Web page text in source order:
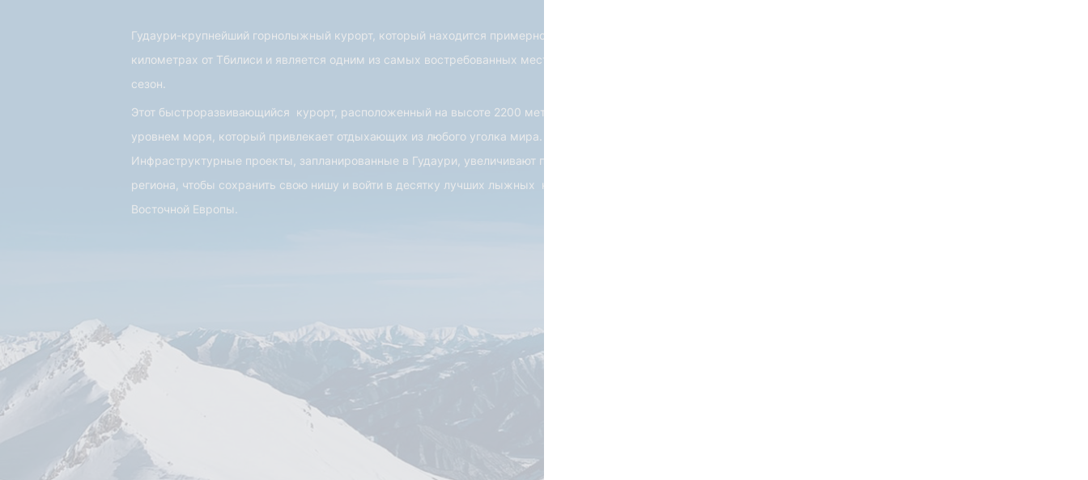
Гудаури-крупнейший горнолыжный курорт, который находится примерно в 120
километрах от Тбилиси и является одним из самых востребованных мест в зимний
сезон.
Этот быстроразвивающийся курорт, расположенный на высоте 2200 метров над
уровнем моря, который привлекает отдыхающих из любого уголка мира.
Инфраструктурные проекты, запланированные в Гудаури, увеличивают потенциал
региона, чтобы сохранить свою нишу и войти в десятку лучших лыжных курортов
Восточной Европы.